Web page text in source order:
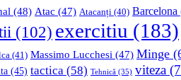
(48) Atac (47) Atacanți (40) Barcelona
(102) exercitiu (183)
(41) Massimo Lucchesi (47) Minge
(45) tactica (58) Tehnică (35) viteza